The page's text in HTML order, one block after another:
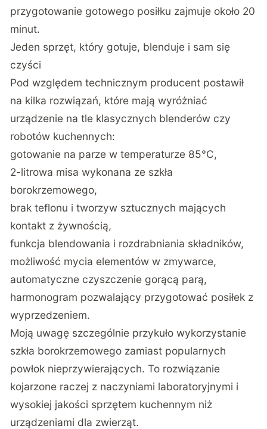
przygotowanie gotowego posiłku zajmuje około 20
minut.
Jeden sprzęt, który gotuje, blenduje i sam się
czyści
Pod względem technicznym producent postawił
na kilka rozwiązań, które mają wyróżniać
urządzenie na tle klasycznych blenderów czy
robotów kuchennych:
gotowanie na parze w temperaturze 85°C,
2-litrowa misa wykonana ze szkła
borokrzemowego,
brak teflonu i tworzyw sztucznych mających
kontakt z żywnością,
funkcja blendowania i rozdrabniania składników,
możliwość mycia elementów w zmywarce,
automatyczne czyszczenie gorącą parą,
harmonogram pozwalający przygotować posiłek z
wyprzedzeniem.
Moją uwagę szczególnie przykuło wykorzystanie
szkła borokrzemowego zamiast popularnych
powłok nieprzywierających. To rozwiązanie
kojarzone raczej z naczyniami laboratoryjnymi i
wysokiej jakości sprzętem kuchennym niż
urządzeniami dla zwierząt.